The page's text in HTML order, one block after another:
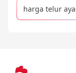
harga telur